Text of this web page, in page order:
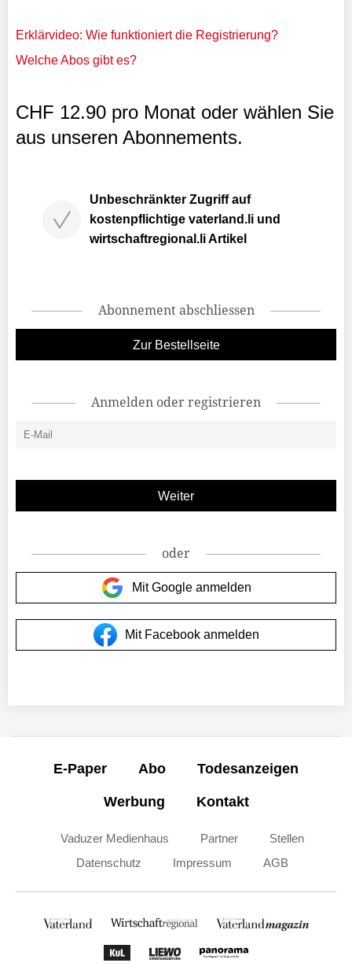
Erklärvideo: Wie funktioniert die Registrierung?
Welche Abos gibt es?
CHF 12.90 pro Monat oder wählen Sie
aus unseren Abonnements.
Unbeschränkter Zugriff auf
kostenpflichtige vaterland.li und
wirtschaftregional.li Artikel
Abonnement abschliessen
Zur Bestellseite
Anmelden oder registrieren
oder
Mit Google anmelden
Mit Facebook anmelden
E-Paper Abo Todesanzeigen
Werbung Kontakt
Vaduzer Medienhaus Partner
Stellen
Datenschutz
Impressum AGB